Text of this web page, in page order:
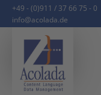
+49 - (0)911 / 37 66 75 - 0
info@acolada.de